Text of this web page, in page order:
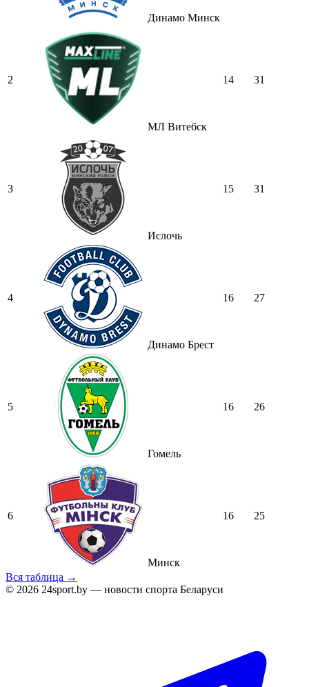
Динамо Минск
2
МЛ Витебск
14 31
3
Ислочь
15 31
4
Динамо Брест
16 27
5
Гомель
16 26
6
Минск
16 25
Вся таблица →
© 2026 24sport.by — новости спорта Беларуси